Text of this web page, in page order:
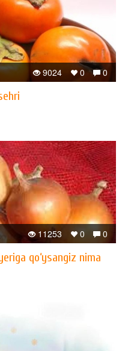
0
0
9024
0
0
11253
qo‘ysangiz nima